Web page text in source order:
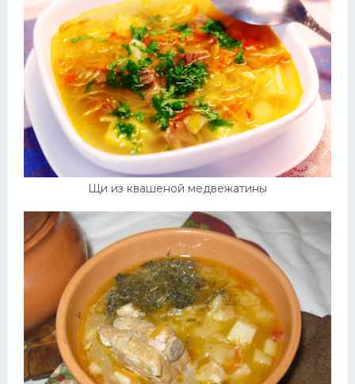
Щи из квашеной медвежатины